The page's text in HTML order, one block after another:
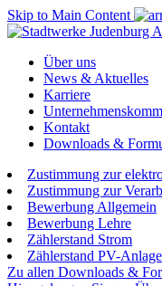
Skip to Main Content
Über uns
News & Aktuelles
Karriere
Kontakt
Downloads &
Zustimmung zur
Zustimmung zur
Bewerbung Allgemein
Bewerbung Lehre
Zählerstand Strom
Zählerstand PV-
Zu allen Downloads &